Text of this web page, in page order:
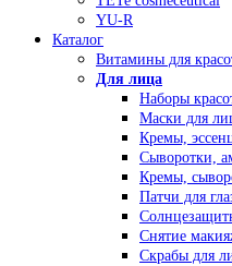
YU-R
Каталог
Витамины для
Для лица
Наборы
Маски для
Кремы,
Сыворотки,
Кремы,
Патчи для
Снятие
Скрабы для